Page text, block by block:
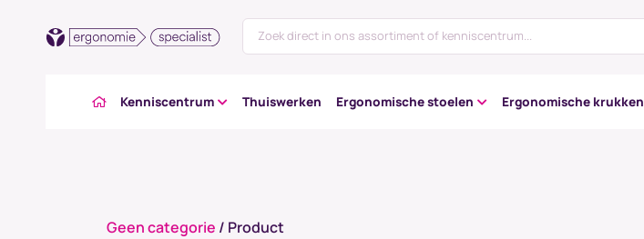
Kenniscentrum Thuiswerken Ergonomische stoelen Ergonomische krukken
Geen categorie / Product